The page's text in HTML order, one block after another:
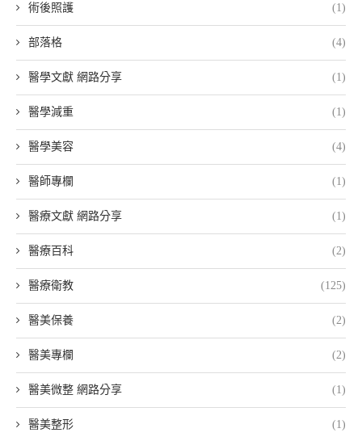
術後照護 (1)
部落格 (4)
醫學文獻 網路分享 (1)
醫學減重 (1)
醫學美容 (4)
醫師專欄 (1)
醫療文獻 網路分享 (1)
醫療百科 (2)
醫療衛教 (125)
醫美保養 (2)
醫美專欄 (2)
醫美微整 網路分享 (1)
醫美整形 (1)